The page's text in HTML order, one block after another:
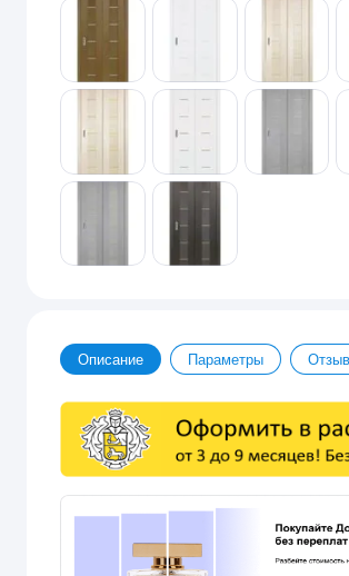
Описание Параметры